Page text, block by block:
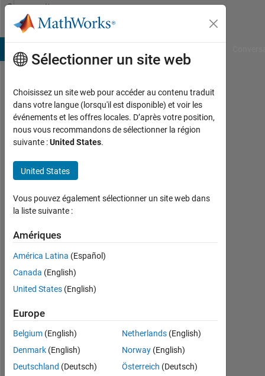
Passer au contenu
Community
Profile
Vincent
Universiteit
Twente
Last
seen:
6 ans il
y a
Actif
2019
Followers:
Following:
0
Follow
Sélectionner un site web
Choisissez un site web pour accéder au contenu traduit
dans votre langue (lorsqu'il est disponible) et voir les
événements et les offres locales. D’après votre position,
nous vous recommandons de sélectionner la région
suivante :United States.
United States
Vous pouvez également sélectionner un site web dans
la liste suivante :
Amériques
América Latina (Español)
Canada (English)
United States (English)
Europe
Belgium (English)
Denmark (English)
Deutschland (Deutsch)
Netherlands(English)
Norway(English)
Österreich (Deutsch)